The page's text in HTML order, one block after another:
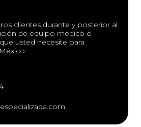
clientes durante y posterior al
de equipo médico o
usted necesite para